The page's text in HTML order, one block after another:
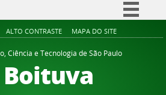
Simplifique!
Comunica BR
Acesso à informação
ALTO CONTRASTE MAPA DO SITE
Ciência e Tecnologia de São Paulo
Boituva